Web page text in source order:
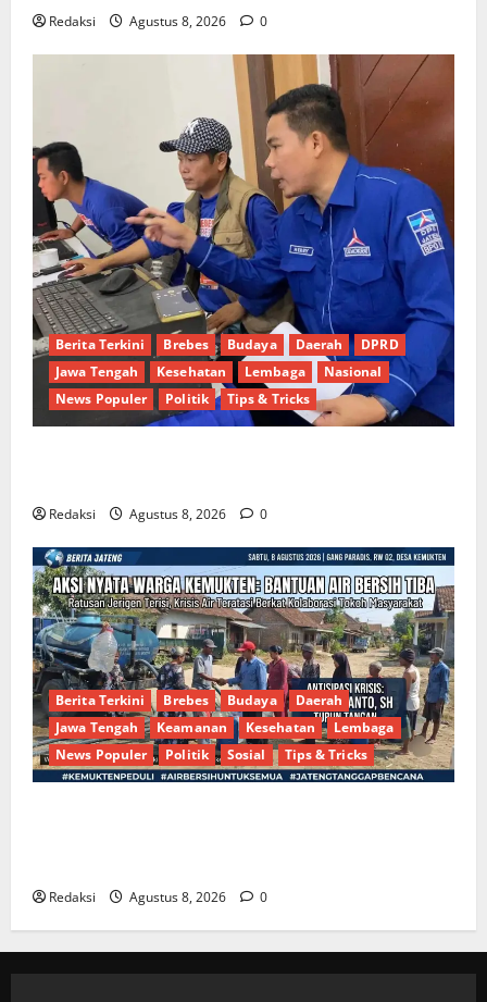
Redaksi Agustus 8, 2026 0
Berita Terkini Brebes Budaya Daerah
DPRD
Jawa Tengah
Kesehatan Lembaga
Nasional
News Populer
Politik Tips & Tricks
Redaksi Agustus 8, 2026 0
Berita Terkini Brebes Budaya
Daerah
Jawa Tengah
Keamanan Kesehatan
Lembaga
News Populer
Politik Sosial Tips & Tricks
Redaksi Agustus 8, 2026 0